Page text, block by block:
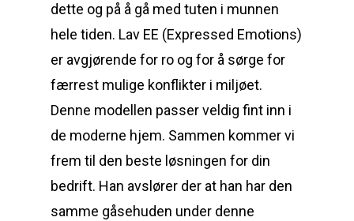
dette og på å gå med tuten i munnen
hele tiden. Lav EE (Expressed Emotions)
er avgjørende for ro og for å sørge for
færrest mulige konflikter i miljøet.
Denne modellen passer veldig fint inn i
de moderne hjem. Sammen kommer vi
frem til den beste løsningen for din
bedrift. Han avslører der at han har den
samme gåsehuden under denne